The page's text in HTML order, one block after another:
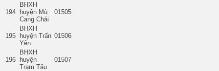
194
BHXH
huyện Mù
Cang Chải
01505
195
BHXH
huyện Trấn
Yên
01506
196
BHXH
huyện
Trạm Tấu
01507